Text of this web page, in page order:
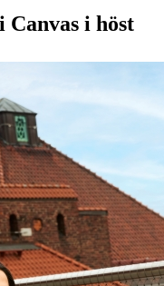
i höst